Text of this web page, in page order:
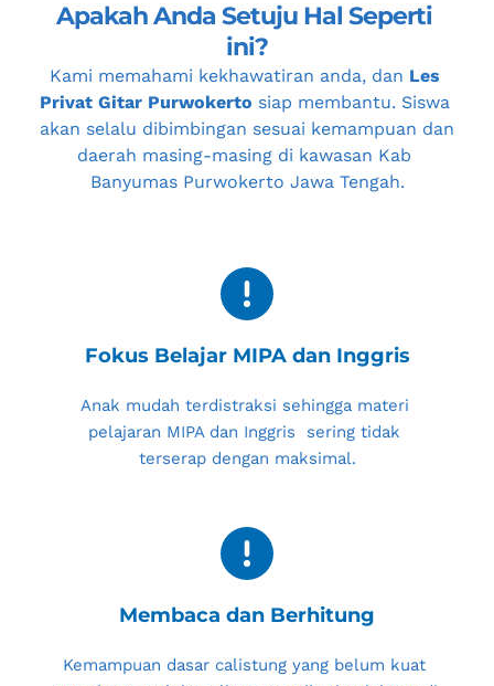
Apakah Anda Setuju Hal Seperti
ini?
Kami memahami kekhawatiran anda, dan Les
Privat Gitar Purwokerto siap membantu. Siswa
akan selalu dibimbingan sesuai kemampuan dan
daerah masing-masing di kawasan Kab
Banyumas Purwokerto Jawa Tengah.
Fokus Belajar MIPA dan Inggris
Anak mudah terdistraksi sehingga materi
pelajaran MIPA dan Inggris  sering tidak
terserap dengan maksimal.
Membaca dan Berhitung
Kemampuan dasar calistung yang belum kuat